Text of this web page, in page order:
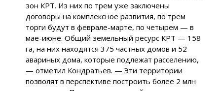
зон КРТ. Из них по трем уже заключены
договоры на комплексное развития, по трем
торги будут в феврале-марте, по четырем — в
мае-июне. Общий земельный ресурс КРТ — 158
га, на них находятся 375 частных домов и 52
авариных дома, которые подлежат расселению,
— отметил Кондратьев. — Эти территории
позволят в перспективе построить более 2 млн